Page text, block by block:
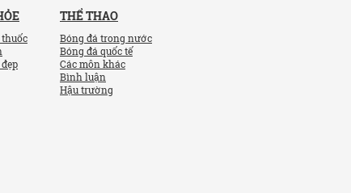
THỂ THAO
Bóng đá trong nước
Bóng đá quốc tế
Các môn khác
Bình luận
Hậu trường